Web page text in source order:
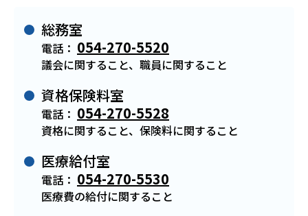
総務室
電話： 054-270-5520
議会に関すること、職員に関すること
資格保険料室
電話： 054-270-5528
資格に関すること、保険料に関すること
医療給付室
電話： 054-270-5530
医療費の給付に関すること